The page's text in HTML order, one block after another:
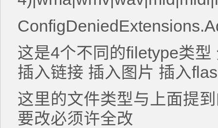
这是4个不同的filetype类
插入链接 插入图片 插入
这里的文件类型与上面提
要改必须许全改